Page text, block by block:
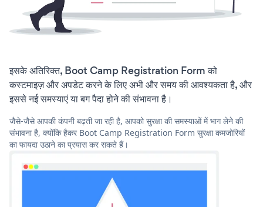
इसके अतिरिक्त, Boot Camp Registration Form को
कस्टमाइज़ और अपडेट करने के लिए अभी और समय की आवश्यकता है, और
इससे नई समस्याएं या बग पैदा होने की संभावना है।
जैसे-जैसे आपकी कंपनी बढ़ती जा रही है, आपको सुरक्षा की समस्याओं में भाग लेने की
संभावना है, क्योंकि हैकर Boot Camp Registration Form सुरक्षा कमजोरियों
का फायदा उठाने का प्रयास कर सकते हैं।